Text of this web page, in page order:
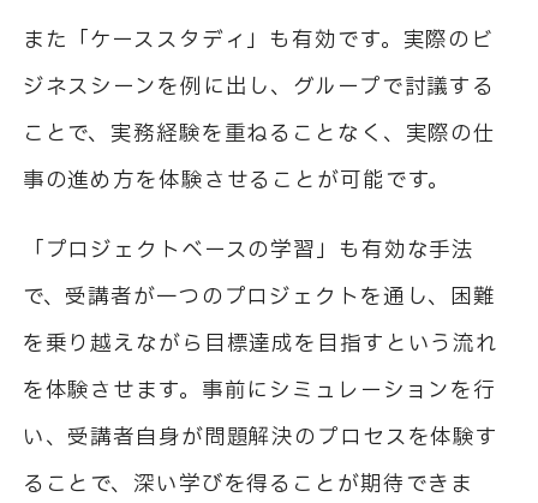
また「ケーススタディ」も有効です。実際のビ
ジネスシーンを例に出し、グループで討議する
ことで、実務経験を重ねることなく、実際の仕
事の進め方を体験させることが可能です。
「プロジェクトベースの学習」も有効な手法
で、受講者が一つのプロジェクトを通し、困難
を乗り越えながら目標達成を目指すという流れ
を体験させます。事前にシミュレーションを行
い、受講者自身が問題解決のプロセスを体験す
ることで、深い学びを得ることが期待できま